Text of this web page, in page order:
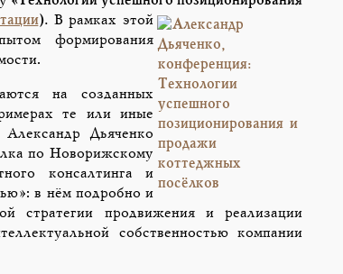
). В рамках этой
формирования
на созданных
те или иные
Дьяченко
по Новорижскому
консалтинга и
в нём подробно и
стратегии продвижения и реализации
собственностью компании